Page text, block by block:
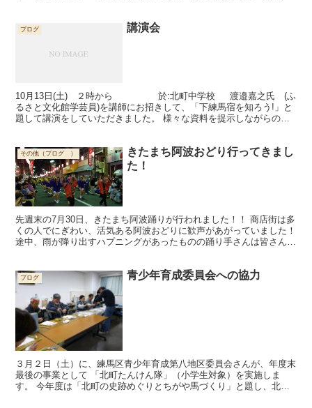
ブログ 講演会
10月13日(土) ２時から 於:北町中学校 渡邉嘉之氏 (ふ
るさと文化館学芸員)を講師にお招きして、「下練馬宿を知ろう!」と
題して講演をしていただきました。 様々な資料を提示しながらの説
その他（ブログ ）
きたまち阿波おどり行ってきまし
た！
先週末の7月30日、きたまち阿波踊りが行われました！！ 商店街は多
くの人でにぎわい、活気ある阿波おどりに歓声があがっていました！
途中、雨が降り出すハプニングがあったものの踊り手さんは皆さん元
ブログ 青少年育成委員会への協力
３月２日（土）に、練馬区青少年育成第八地区委員会さんが、年度末
最後の事業として 「北町たんけん隊」（小学生対象）を実施しま
す。 今年度は「北町の史跡めぐりとちがや馬づくり」と題し、北町